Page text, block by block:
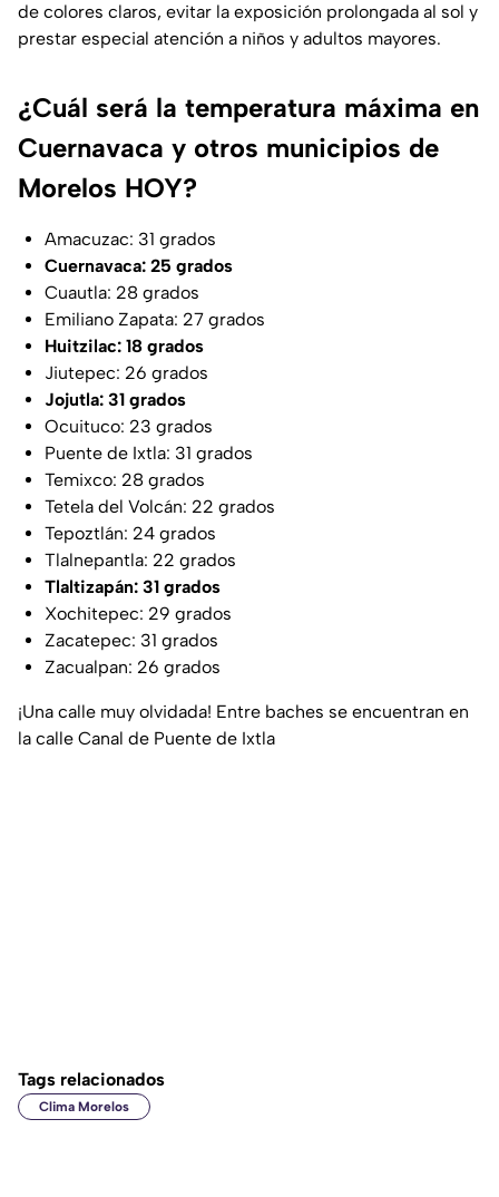
de colores claros, evitar la exposición prolongada al sol y
prestar especial atención a niños y adultos mayores.
¿Cuál será la temperatura máxima en
Cuernavaca y otros municipios de
Morelos HOY?
Amacuzac: 31 grados
Cuernavaca: 25 grados
Cuautla: 28 grados
Emiliano Zapata: 27 grados
Huitzilac: 18 grados
Jiutepec: 26 grados
Jojutla: 31 grados
Ocuituco: 23 grados
Puente de Ixtla: 31 grados
Temixco: 28 grados
Tetela del Volcán: 22 grados
Tepoztlán: 24 grados
Tlalnepantla: 22 grados
Tlaltizapán: 31 grados
Xochitepec: 29 grados
Zacatepec: 31 grados
Zacualpan: 26 grados
¡Una calle muy olvidada! Entre baches se encuentran en
la calle Canal de Puente de Ixtla
Tags relacionados
Clima Morelos